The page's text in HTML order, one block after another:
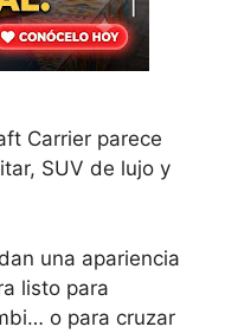
Carrier parece
SUV de lujo y
una apariencia
listo para
o para cruzar